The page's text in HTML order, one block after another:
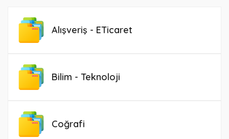
Alışveriş - ETicaret
Bilim - Teknoloji
Coğrafi